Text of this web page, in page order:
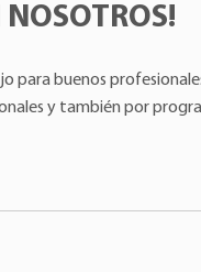
NOSOTROS!
para buenos
y también por